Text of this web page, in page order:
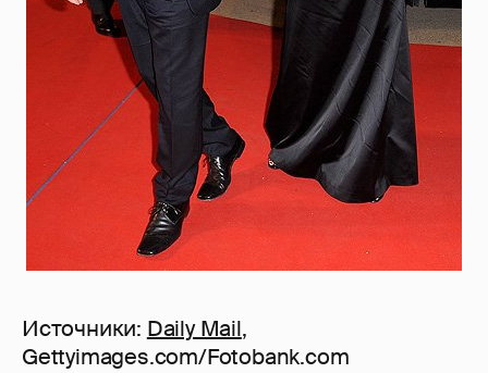
Источники: Daily Mail,
Gettyimages.com/Fotobank.com